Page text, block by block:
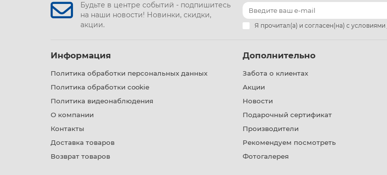
Будьте в центре событий - подпишитесь
на наши новости! Новинки, скидки,
акции.
Я прочитал(а) и согласен(на) с условиями
Информация
Политика обработки персональных данных
Политика обработки cookie
Политика видеонаблюдения
О компании
Контакты
Доставка товаров
Возврат товаров
Дополнительно
Забота о клиентах
Акции
Новости
Подарочный сертификат
Производители
Рекомендуем посмотреть
Фотогалерея